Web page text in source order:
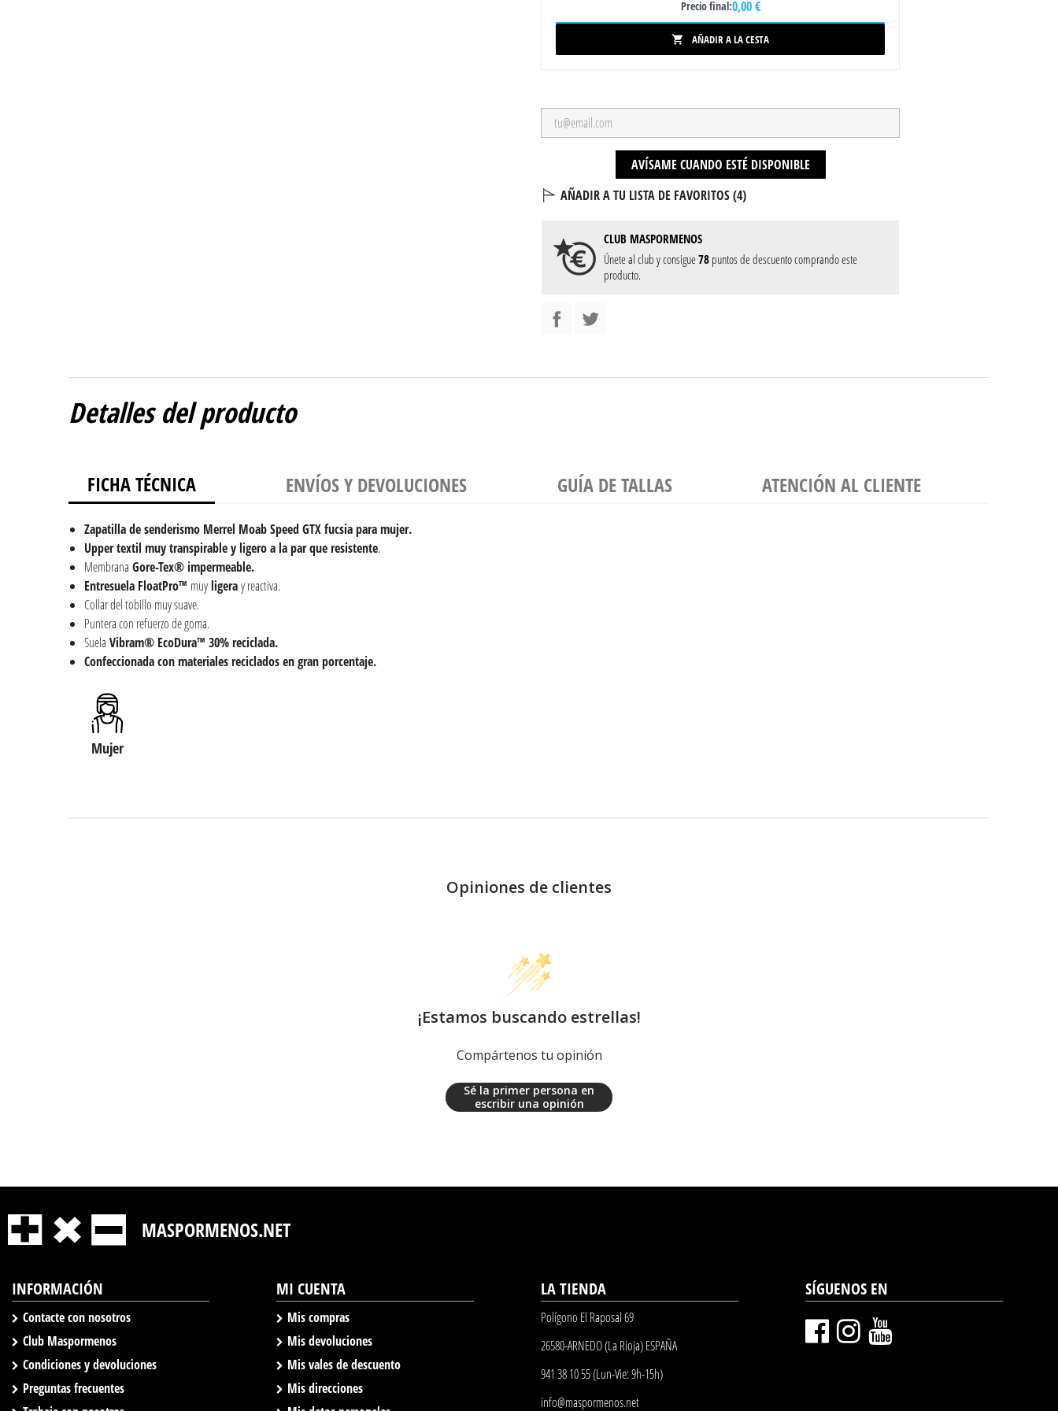
Precio final:0,00 €
 AÑADIR A LA CESTA
AVÍSAME CUANDO ESTÉ DISPONIBLE
AÑADIR A TU LISTA DE FAVORITOS (4)
CLUB MASPORMENOS
Únete al club y consigue78puntos de descuento comprando este
producto.
Detalles del producto
FICHA TÉCNICA ENVÍOS Y DEVOLUCIONES GUÍA DE TALLAS ATENCIÓN AL CLIENTE
Zapatilla de senderismo Merrel Moab Speed GTX fucsia para mujer.
Upper textil muy transpirable y ligero a la par que resistente.
Membrana Gore-Tex® impermeable.
Entresuela FloatPro™ muyligeray reactiva.
Collar del tobillo muy suave.
Puntera con refuerzo de goma.
Suela Vibram® EcoDura™ 30% reciclada.
Confeccionada con materiales reciclados en gran porcentaje.
Mujer
Opiniones de clientes
¡Estamos buscando estrellas!
Compártenos tu opinión
Sé la primer persona en
escribir una opinión
MASPORMENOS.NET
INFORMACIÓN
Contacte con nosotros
Club Maspormenos
Condiciones y devoluciones
Preguntas frecuentes
MI CUENTA
Mis compras
Mis devoluciones
Mis vales de descuento
Mis direcciones
LA TIENDA
Polígono El Raposal 69
26580-ARNEDO (La Rioja) ESPAÑA
941 38 10 55 (Lun-Vie: 9h-15h)
info@maspormenos.net
SÍGUENOS EN